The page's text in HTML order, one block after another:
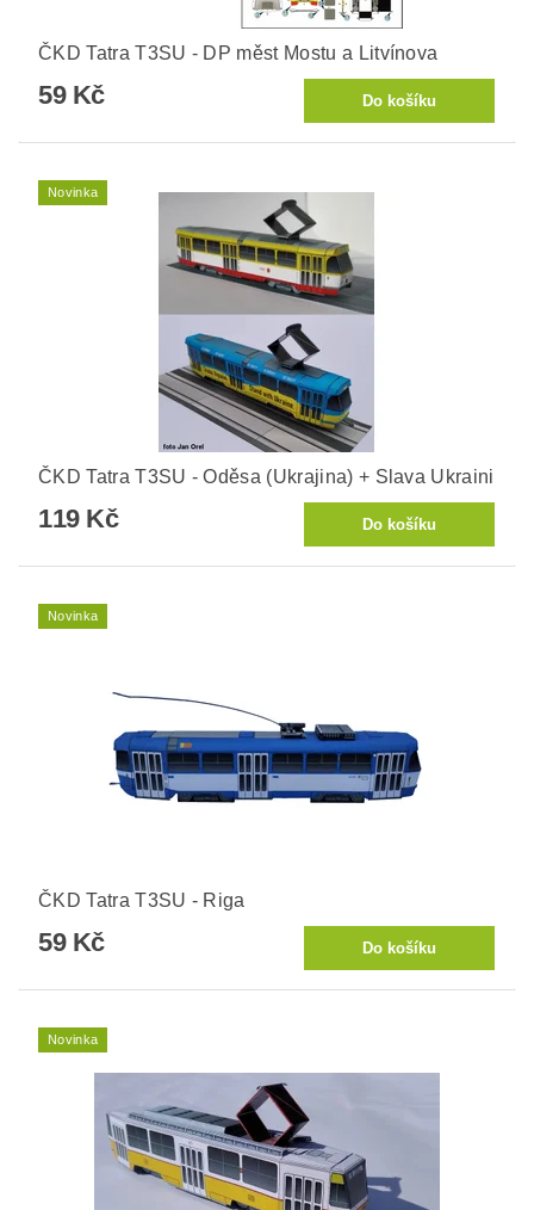
ČKD Tatra T3SU - DP měst Mostu a Litvínova
59 Kč
Novinka
ČKD Tatra T3SU - Oděsa (Ukrajina) + Slava Ukraini
119 Kč
Novinka
ČKD Tatra T3SU - Riga
59 Kč
Novinka